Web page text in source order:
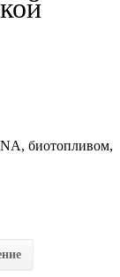
биотопливом,